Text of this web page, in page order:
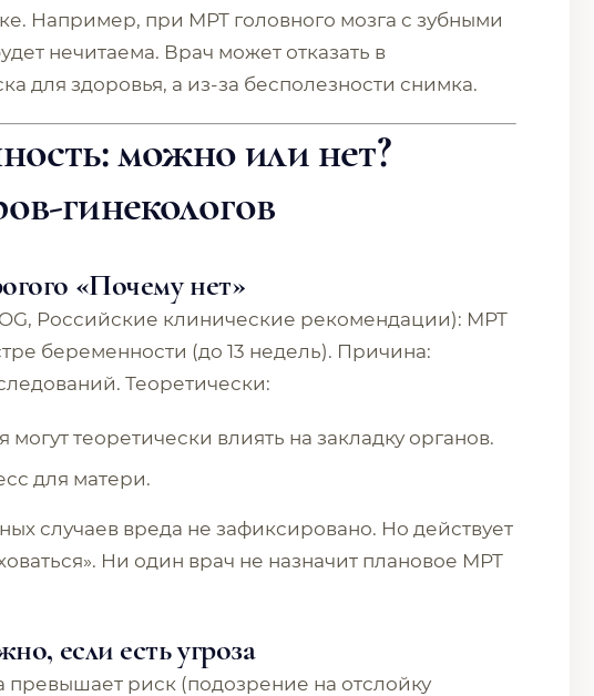
Например, при МРТ головного мозга с зубными
нечитаема. Врач может отказать в
для здоровья, а из-за бесполезности снимка.
можно или нет?
гинекологов
«Почему нет»
Российские клинические рекомендации): МРТ
беременности (до 13 недель). Причина:
Теоретически:
теоретически влиять на закладку органов.
для матери.
случаев вреда не зафиксировано. Но действует
Ни один врач не назначит плановое МРТ
если есть угроза
превышает риск (подозрение на отслойку